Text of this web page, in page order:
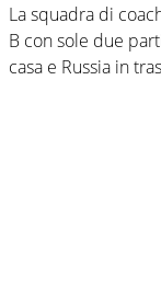
La squadra di
B con sole due
casa e Russia in